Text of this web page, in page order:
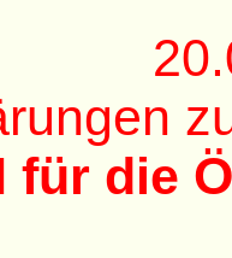
für die